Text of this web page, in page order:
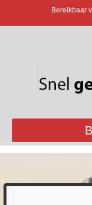
Bereikbaar